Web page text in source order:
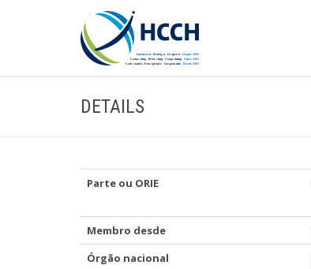
DETAILS
Parte ou ORIE
Membro desde
Órgão nacional